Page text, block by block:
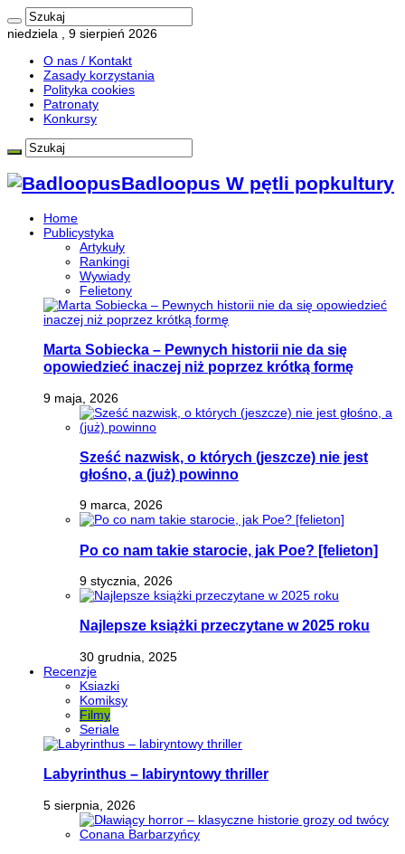
niedziela , 9 sierpień 2026
O nas / Kontakt
Zasady korzystania
Polityka cookies
Patronaty
Konkursy
Badloopus W pętli popkultury
Home
Publicystyka
Artykuły
Rankingi
Wywiady
Felietony
Marta Sobiecka – Pewnych historii nie da się
opowiedzieć inaczej niż poprzez krótką formę
9 maja, 2026
Sześć nazwisk, o których (jeszcze) nie jest
głośno, a (już) powinno
9 marca, 2026
Po co nam takie starocie, jak Poe? [felieton]
9 stycznia, 2026
Najlepsze książki przeczytane w 2025 roku
30 grudnia, 2025
Recenzje
Ksiazki
Komiksy
Filmy
Seriale
Labyrinthus – labiryntowy thriller
5 sierpnia, 2026